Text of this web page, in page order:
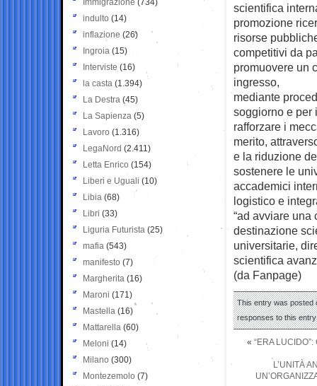
scientifica
promozione
risorse
competitivi da
promuovere un
ingresso,
mediante
soggiorno e per
rafforzare i
merito,
e la riduzione
sostenere le
accademici
logistico e
“ad avviare una
destinazione
universitarie,
scientifica
(da Fanpage)
This entry was posted
responses to this
« “ERA
L’UNITÀ
Immigrazione (734)
indulto (14)
inflazione (26)
Ingroia (15)
Interviste (16)
la casta (1.394)
La Destra (45)
La Sapienza (5)
Lavoro (1.316)
LegaNord (2.411)
Letta Enrico (154)
Liberi e Uguali (10)
Libia (68)
Libri (33)
Liguria Futurista (25)
mafia (543)
manifesto (7)
Margherita (16)
Maroni (171)
Mastella (16)
Mattarella (60)
Meloni (14)
Milano (300)
Montezemolo (7)